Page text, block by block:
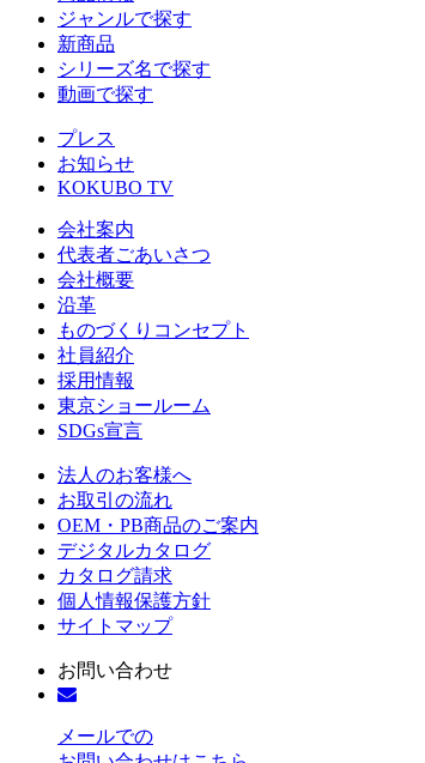
ジャンルで探す
新商品
シリーズ名で探す
動画で探す
プレス
お知らせ
KOKUBO TV
会社案内
代表者ごあいさつ
会社概要
沿革
ものづくりコンセプト
社員紹介
採用情報
東京ショールーム
SDGs宣言
法人のお客様へ
お取引の流れ
OEM・PB商品のご案内
デジタルカタログ
カタログ請求
個人情報保護方針
サイトマップ
お問い合わせ
メールでの